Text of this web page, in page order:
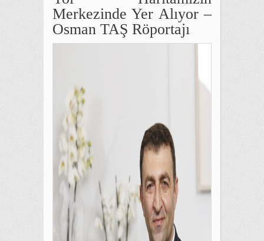
Merkezinde Yer Alıyor –
Osman TAŞ Röportajı